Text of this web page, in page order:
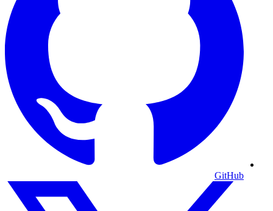
GitHub